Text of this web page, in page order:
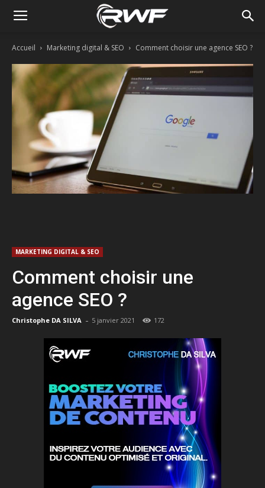
Accueil Marketing digital & SEO Comment choisir une agence SEO ?
MARKETING DIGITAL & SEO
Comment choisir une
agence SEO ?
Christophe DA SILVA - 5 janvier 2021 172